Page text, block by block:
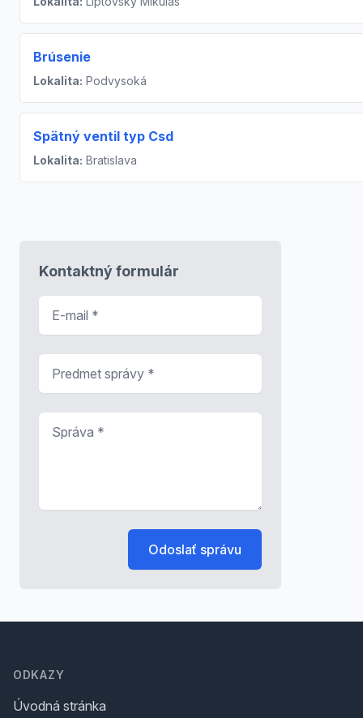
Brúsenie
Lokalita: Podvysoká
Spätný ventil typ Csd
Lokalita: Bratislava
Kontaktný formulár
Odoslať správu
ODKAZY
Úvodná stránka